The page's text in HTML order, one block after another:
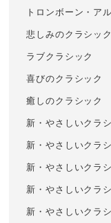
トロンボーン・ア
悲しみのクラシック
ラブクラシック
喜びのクラシック
癒しのクラシック
新・やさしいクラ
新・やさしいクラ
新・やさしいクラ
新・やさしいクラ
新・やさしいクラ